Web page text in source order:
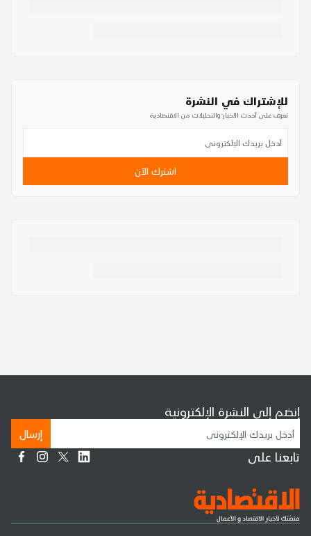
للإشتراك في النشرة
تعرف على أحدث الأخبار والتحليلات من الاقتصادية
اشترك الآن
إنضم إلى النشرة الإلكترونية
إرسال
تابعنا على